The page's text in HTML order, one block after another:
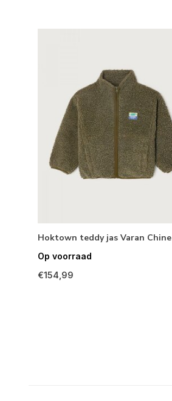
Hoktown teddy jas Varan Chine
Op voorraad
€154,99